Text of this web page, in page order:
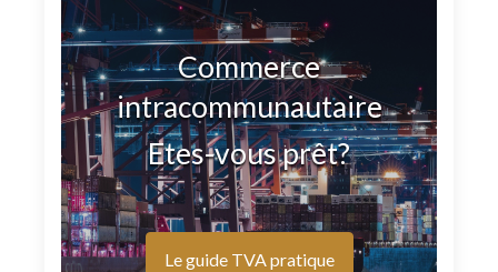
Commerce
intracommunautaire
Etes-vous prêt?
Le guide TVA pratique